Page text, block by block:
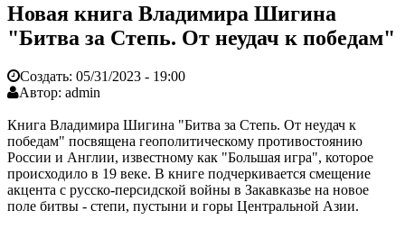
Новая книга Владимира Шигина
"Битва за Степь. От неудач к победам"
Создать: 05/31/2023 - 19:00
Автор: admin
Книга Владимира Шигина "Битва за Степь. От неудач к
победам" посвящена геополитическому противостоянию
России и Англии, известному как "Большая игра", которое
происходило в 19 веке. В книге подчеркивается смещение
акцента с русско-персидской войны в Закавказье на новое
поле битвы - степи, пустыни и горы Центральной Азии.